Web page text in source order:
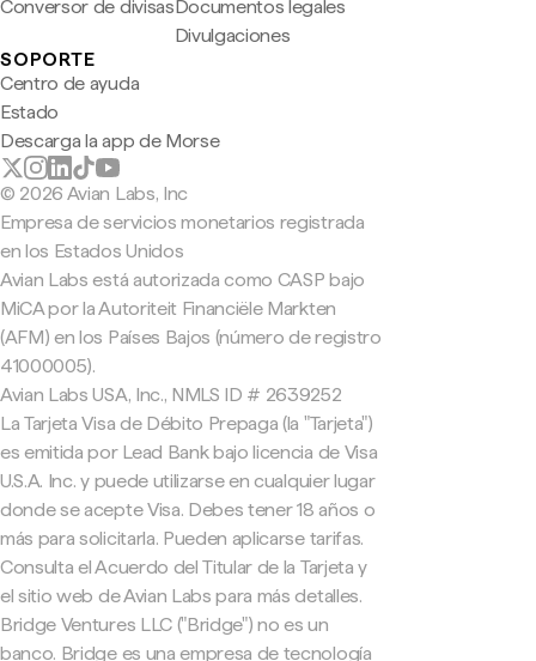
Conversor de divisasDocumentos legales
Divulgaciones
SOPORTE
Centro de ayuda
Estado
Descarga la app de Morse
© 2026 Avian Labs, Inc
Empresa de servicios monetarios registrada
en los Estados Unidos
Avian Labs está autorizada como CASP bajo
MiCA por la Autoriteit Financiële Markten
(AFM) en los Países Bajos (número de registro
41000005).
Avian Labs USA, Inc., NMLS ID # 2639252
La Tarjeta Visa de Débito Prepaga (la "Tarjeta")
es emitida por Lead Bank bajo licencia de Visa
U.S.A. Inc. y puede utilizarse en cualquier lugar
donde se acepte Visa. Debes tener 18 años o
más para solicitarla. Pueden aplicarse tarifas.
Consulta el Acuerdo del Titular de la Tarjeta y
el sitio web de Avian Labs para más detalles.
Bridge Ventures LLC ("Bridge") no es un
banco. Bridge es una empresa de tecnología